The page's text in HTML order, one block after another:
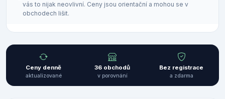
vás to nijak neovlivní. Ceny jsou orientační a mohou se v
obchodech lišit.
Ceny denně
aktualizované
36 obchodů
v porovnání
Bez registrace
a zdarma